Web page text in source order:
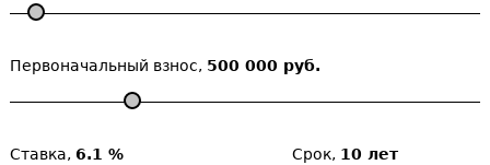
Первоначальный взнос, 500 000 руб.
Ставка, 6.1 % Срок, 10 лет